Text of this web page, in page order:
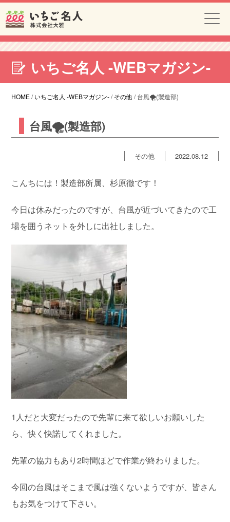
いちご名人 -WEBマガジン-
HOME/いちご名人 -WEBマガジン-/その他 /台風🌪(製造部)
台風🌪(製造部)
その他 2022.08.12
こんちには！製造部所属、杉原徹です！
今日は休みだったのですが、台風が近づいてきたので工
場を囲うネットを外しに出社しました。
1人だと大変だったので先輩に来て欲しいお願いした
ら、快く快諾してくれました。
先輩の協力もあり2時間ほどで作業が終わりました。
今回の台風はそこまで風は強くないようですが、皆さん
もお気をつけて下さい。